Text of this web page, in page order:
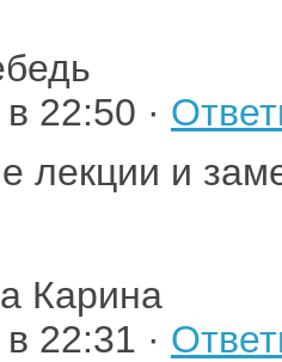
22:50 ·
лекции и
Карина
22:31 ·